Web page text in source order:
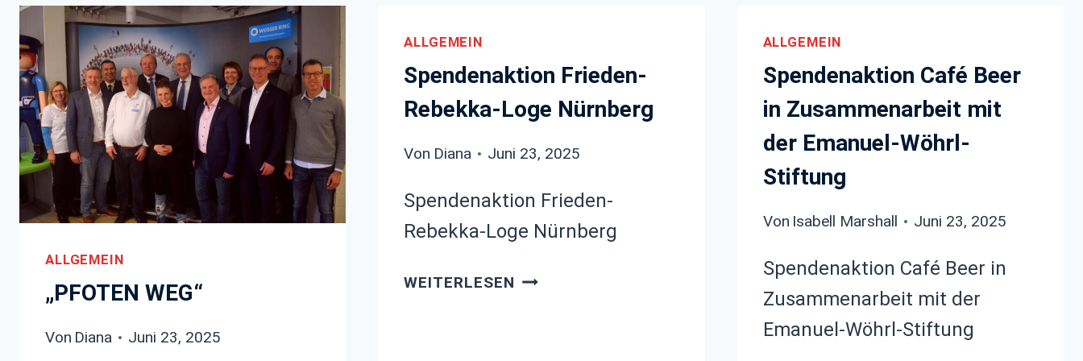
ALLGEMEIN
„PFOTEN WEG“
Von Diana Juni 23, 2025
ALLGEMEIN
Spendenaktion Frieden-
Rebekka-Loge Nürnberg
Von Diana Juni 23, 2025
Spendenaktion Frieden-
Rebekka-Loge Nürnberg
WEITERLESEN SPENDENAKTION FRIEDEN-
ALLGEMEIN
Spendenaktion Café Beer
in Zusammenarbeit mit
der Emanuel-Wöhrl-
Stiftung
Von Isabell Marshall Juni 23, 2025
Spendenaktion Café Beer in
Zusammenarbeit mit der
Emanuel-Wöhrl-Stiftung